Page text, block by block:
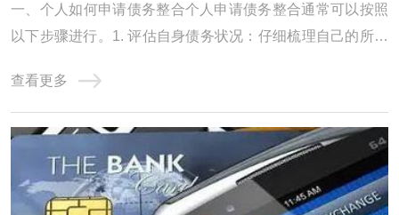
一、个人如何申请债务整合个人申请债务整合通常可以按照
以下步骤进行。1. 评估自身债务状况：仔细梳理自己的所有
还款期限等信息，以便制定合理的整合计划。2. 寻找合适的
债务整合机构或方式：可以通过咨询金融机构、网上搜索等
方式，了解不同的债务整合途径，如债务协 ...
查看更多